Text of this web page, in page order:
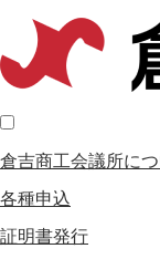
倉吉商工会議所に
各種申込
証明書発行